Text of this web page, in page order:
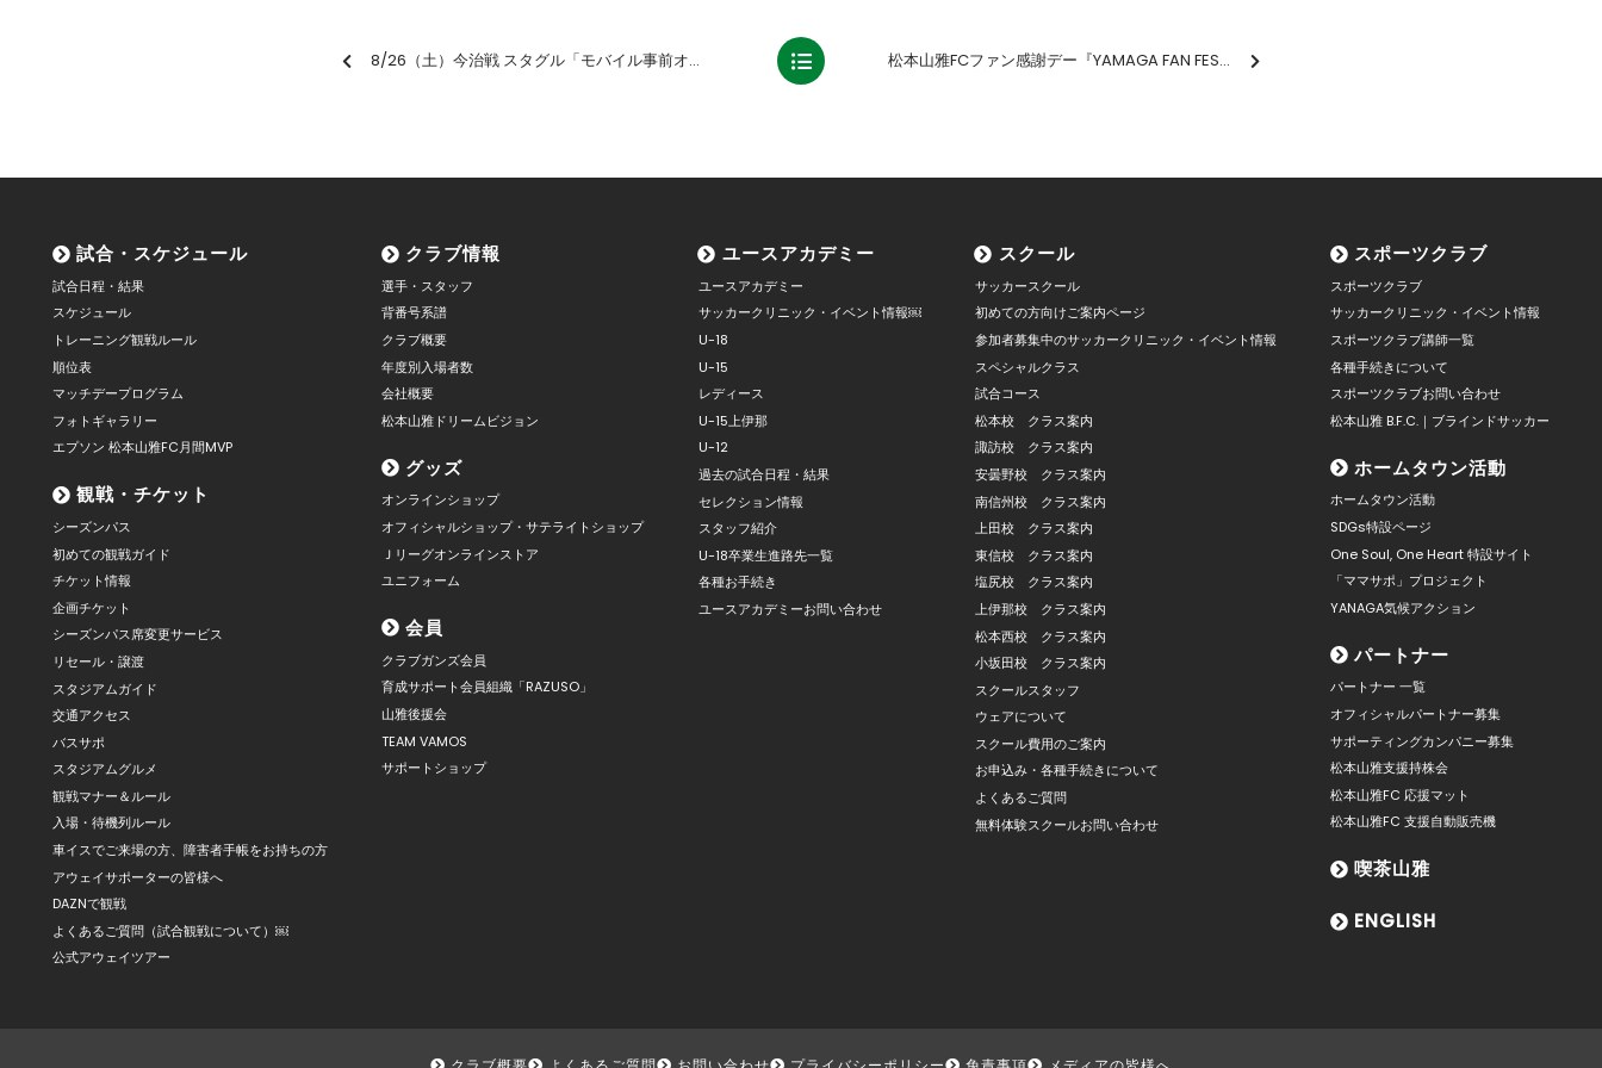
8/26（土）今治戦 スタグル「モバイル事前オーダー」 松本山雅FCファン感謝デー『YAMAGA FAN FESTA 2023』フードデリバリー実施のお知らせ
試合・スケジュール
試合日程・結果
スケジュール
トレーニング観戦ルール
順位表
マッチデープログラム
フォトギャラリー
エプソン 松本山雅FC月間MVP
観戦・チケット
シーズンパス
初めての観戦ガイド
チケット情報
企画チケット
シーズンパス席変更サービス
リセール・譲渡
スタジアムガイド
交通アクセス
バスサポ
スタジアムグルメ
観戦マナー＆ルール
入場・待機列ルール
車イスでご来場の方、障害者手帳をお持ちの方
アウェイサポーターの皆様へ
DAZNで観戦
よくあるご質問（試合観戦について）￼
公式アウェイツアー
クラブ情報
選手・スタッフ
背番号系譜
クラブ概要
年度別入場者数
会社概要
松本山雅ドリームビジョン
グッズ
オンラインショップ
オフィシャルショップ・サテライトショップ
Ｊリーグオンラインストア
ユニフォーム
会員
クラブガンズ会員
育成サポート会員組織「RAZUSO」
山雅後援会
TEAM VAMOS
サポートショップ
ユースアカデミー
ユースアカデミー
サッカークリニック・イベント情報￼
U-18
U-15
レディース
U-15上伊那
U-12
過去の試合日程・結果
セレクション情報
スタッフ紹介
U-18卒業生進路先一覧
各種お手続き
ユースアカデミーお問い合わせ
スクール
サッカースクール
初めての方向けご案内ページ
参加者募集中のサッカークリニック・イベント情報
スペシャルクラス
試合コース
松本校 クラス案内
諏訪校 クラス案内
安曇野校 クラス案内
南信州校 クラス案内
上田校 クラス案内
東信校 クラス案内
塩尻校 クラス案内
上伊那校 クラス案内
松本西校 クラス案内
小坂田校 クラス案内
スクールスタッフ
ウェアについて
スクール費用のご案内
お申込み・各種手続きについて
よくあるご質問
無料体験スクールお問い合わせ
スポーツクラブ
スポーツクラブ
サッカークリニック・イベント情報
スポーツクラブ講師一覧
各種手続きについて
スポーツクラブお問い合わせ
松本山雅 B.F.C.｜ブラインドサッカー
ホームタウン活動
ホームタウン活動
SDGs特設ページ
One Soul, One Heart 特設サイト
「ママサポ」プロジェクト
YANAGA気候アクション
パートナー
パートナー 一覧
オフィシャルパートナー募集
サポーティングカンパニー募集
松本山雅支援持株会
松本山雅FC 応援マット
松本山雅FC 支援自動販売機
喫茶山雅
ENGLISH